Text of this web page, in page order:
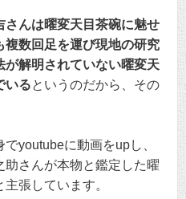
さんは曜変天目茶碗に魅せ
複数回足を運び現地の研究
解明されていない曜変天
いるというのだから、その
youtubeに動画をupし、
さんが本物と鑑定した曜
張しています。